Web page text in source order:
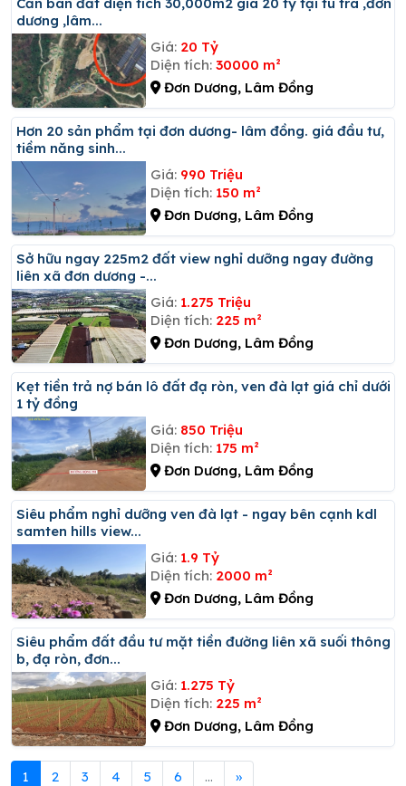
dương ,lâm...
Giá: 20 Tỷ
Diện tích: 30000 m²
Đơn Dương, Lâm Đồng
Hơn 20 sản phẩm tại đơn dương- lâm đồng. giá đầu tư,
tiềm năng sinh...
Giá: 990 Triệu
Diện tích: 150 m²
Đơn Dương, Lâm Đồng
Sở hữu ngay 225m2 đất view nghỉ dưỡng ngay đường
liên xã đơn dương -...
Giá: 1.275 Triệu
Diện tích: 225 m²
Đơn Dương, Lâm Đồng
Kẹt tiền trả nợ bán lô đất đạ ròn, ven đà lạt giá chỉ dưới
1 tỷ đồng
Giá: 850 Triệu
Diện tích: 175 m²
Đơn Dương, Lâm Đồng
Siêu phẩm nghỉ dưỡng ven đà lạt - ngay bên cạnh kdl
samten hills view...
Giá: 1.9 Tỷ
Diện tích: 2000 m²
Đơn Dương, Lâm Đồng
Siêu phẩm đất đầu tư mặt tiền đường liên xã suối thông
b, đạ ròn, đơn...
Giá: 1.275 Tỷ
Diện tích: 225 m²
Đơn Dương, Lâm Đồng
1 2 3 4 5 6 ... »